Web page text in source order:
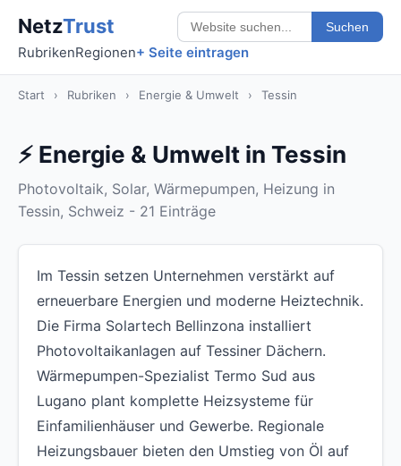
NetzTrust Suchen
RubrikenRegionen+ Seite eintragen
Start › Rubriken › Energie & Umwelt › Tessin
⚡ Energie & Umwelt in Tessin
Photovoltaik, Solar, Wärmepumpen, Heizung in
Tessin, Schweiz - 21 Einträge
Im Tessin setzen Unternehmen verstärkt auf
erneuerbare Energien und moderne Heiztechnik.
Die Firma Solartech Bellinzona installiert
Photovoltaikanlagen auf Tessiner Dächern.
Wärmepumpen-Spezialist Termo Sud aus
Lugano plant komplette Heizsysteme für
Einfamilienhäuser und Gewerbe. Regionale
Heizungsbauer bieten den Umstieg von Öl auf